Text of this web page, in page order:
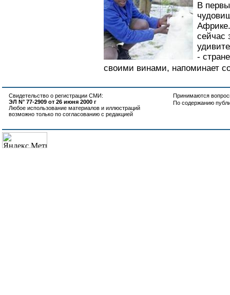
В
сейчас
-
своими винами, напоминает
Свидетельство о регистрации СМИ:
ЭЛ N° 77-2909 от 26 июня 2000 г
Любое использование материалов и иллюстраций
возможно только по согласованию с редакцией
Принимаются
По содержанию